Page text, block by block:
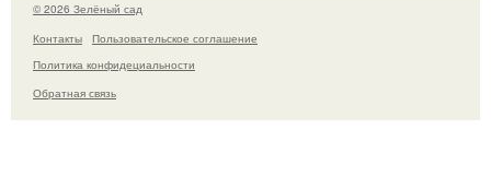
© 2026 Зелёный сад
Контакты
Пользовательское соглашение
Политика конфидециальности
Обратная связь